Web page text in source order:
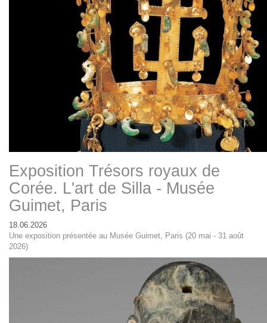
Exposition Trésors royaux de
Corée. L'art de Silla - Musée
Guimet, Paris
18.06.2026
Une exposition présentée au Musée Guimet, Paris (20 mai - 31 août
2026)